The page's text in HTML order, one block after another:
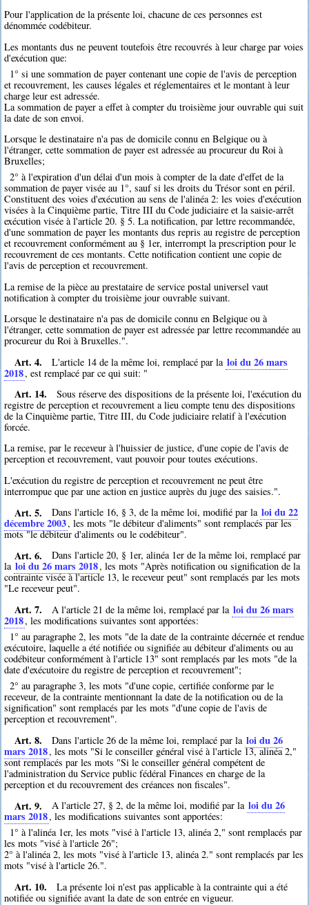
Pour l'application de la présente loi, chacune de ces personnes est
dénommée codébiteur.
Les montants dus ne peuvent toutefois être recouvrés à leur charge par voies
d'exécution que:
1° si une sommation de payer contenant une copie de l'avis de perception
et recouvrement, les causes légales et réglementaires et le montant à leur
charge leur est adressée.
La sommation de payer a effet à compter du troisième jour ouvrable qui suit
la date de son envoi.
Lorsque le destinataire n'a pas de domicile connu en Belgique ou à
l'étranger, cette sommation de payer est adressée au procureur du Roi à
Bruxelles;
2° à l'expiration d'un délai d'un mois à compter de la date d'effet de la
sommation de payer visée au 1°, sauf si les droits du Trésor sont en péril.
Constituent des voies d'exécution au sens de l'alinéa 2: les voies d'exécution
visées à la Cinquième partie, Titre III du Code judiciaire et la saisie-arrêt
exécution visée à l'article 20. § 5. La notification, par lettre recommandée,
d'une sommation de payer les montants dus repris au registre de perception
et recouvrement conformément au § 1er, interrompt la prescription pour le
recouvrement de ces montants. Cette notification contient une copie de
l'avis de perception et recouvrement.
La remise de la pièce au prestataire de service postal universel vaut
notification à compter du troisième jour ouvrable suivant.
Lorsque le destinataire n'a pas de domicile connu en Belgique ou à
l'étranger, cette sommation de payer est adressée par lettre recommandée au
procureur du Roi à Bruxelles.".
Art. 4. L'article 14 de la même loi, remplacé par la loi du 26 mars
2018, est remplacé par ce qui suit: "
Art. 14.
Sous réserve des dispositions de la présente loi, l'exécution du
registre de perception et recouvrement a lieu compte tenu des dispositions
de la Cinquième partie, Titre III, du Code judiciaire relatif à l'exécution
forcée.
La remise, par le receveur à l'huissier de justice, d'une copie de l'avis de
perception et recouvrement, vaut pouvoir pour toutes exécutions.
L'exécution du registre de perception et recouvrement ne peut être
interrompue que par une action en justice auprès du juge des saisies.".
Art. 5. Dans l'article 16, § 3, de la même loi, modifié par la loi du 22
décembre 2003, les mots "le débiteur d'aliments" sont remplacés par les
mots "le débiteur d'aliments ou le codébiteur".
Art. 6.
Dans l'article 20, § 1er, alinéa 1er de la même loi, remplacé par
la loi du 26 mars 2018, les mots "Après notification ou signification de la
contrainte visée à l'article 13, le receveur peut" sont remplacés par les mots
"Le receveur peut".
Art. 7. A l'article 21 de la même loi, remplacé par la loi du 26 mars
2018, les modifications suivantes sont apportées:
1° au paragraphe 2, les mots "de la date de la contrainte décernée et rendue
exécutoire, laquelle a été notifiée ou signifiée au débiteur d'aliments ou au
codébiteur conformément à l'article 13" sont remplacés par les mots "de la
date d'exécutoire du registre de perception et recouvrement";
2° au paragraphe 3, les mots "d'une copie, certifiée conforme par le
receveur, de la contrainte mentionnant la date de la notification ou de la
signification" sont remplacés par les mots "d'une copie de l'avis de
perception et recouvrement".
Art. 8. Dans l'article 26 de la même loi, remplacé par la loi du 26
mars 2018, les mots "Si le conseiller général visé à l'article 13, alinéa 2,"
sont remplacés par les mots "Si le conseiller général compétent de
l'administration du Service public fédéral Finances en charge de la
perception et du recouvrement des créances non fiscales".
Art. 9. A l'article 27, § 2, de la même loi, modifié par la loi du 26
mars 2018, les modifications suivantes sont apportées:
1° à l'alinéa 1er, les mots "visé à l'article 13, alinéa 2," sont remplacés par
les mots "visé à l'article 26";
2° à l'alinéa 2, les mots "visé à l'article 13, alinéa 2." sont remplacés par les
mots "visé à l'article 26.".
Art. 10.
La présente loi n'est pas applicable à la contrainte qui a été
notifiée ou signifiée avant la date de son entrée en vigueur.